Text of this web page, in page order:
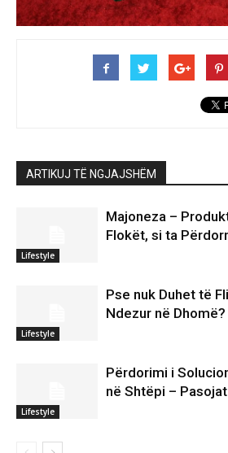
ARTIKUJ TË NGJAJSHËM
Lifestyle
Majoneza –
Flokët, si ta
Lifestyle
Pse nuk Duhet të
Ndezur në Dhomë?
Lifestyle
Përdorimi i
në Shtëpi –